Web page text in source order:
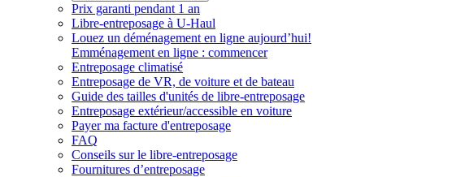
Prix garanti pendant 1 an
Libre-entreposage à U-Haul
Louez un déménagement en ligne aujourd’hui!
Emménagement en ligne : commencer
Entreposage climatisé
Entreposage de VR, de voiture et de bateau
Guide des tailles d'unités de libre-entreposage
Entreposage extérieur/accessible en voiture
Payer ma facture d'entreposage
FAQ
Conseils sur le libre-entreposage
Fournitures d’entreposage